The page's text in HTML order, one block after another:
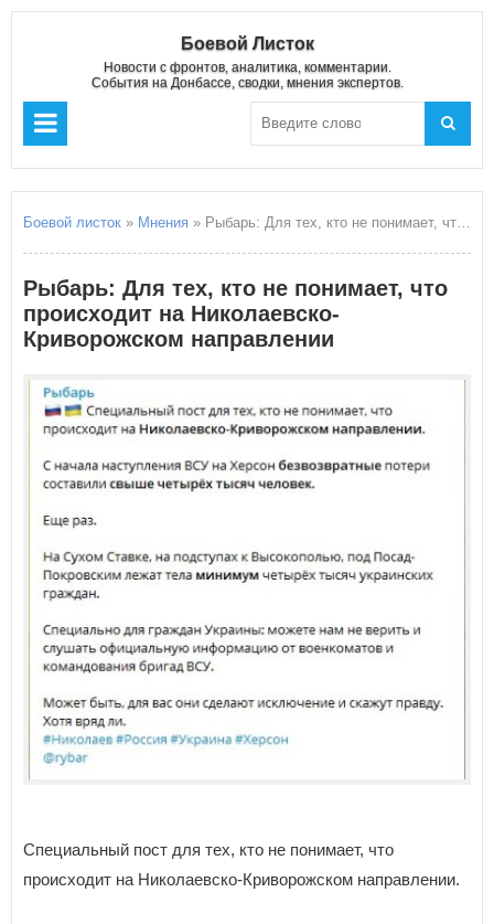
Боевой Листок
Новости с фронтов, аналитика, комментарии.
События на Донбассе, сводки, мнения экспертов.
Боевой листок » Мнения » Рыбарь: Для тех, кто не понимает, что происходит на Николаевско-Криворожском направлении
Рыбарь: Для тех, кто не понимает, что
происходит на Николаевско-
Криворожском направлении
Специальный пост для тех, кто не понимает, что
происходит на Николаевско-Криворожском направлении.